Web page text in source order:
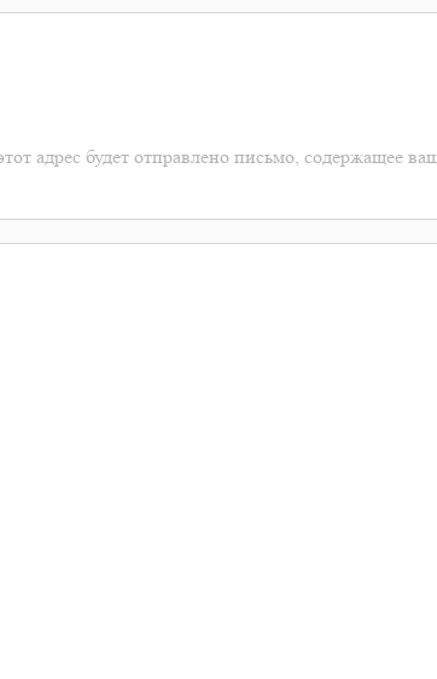
адрес будет отправлено письмо, содержащее